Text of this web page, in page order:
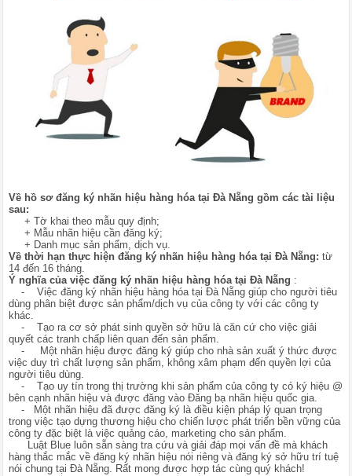
Về hồ sơ đăng ký nhãn hiệu hàng hóa tại Đà Nẵng gồm các tài liệu
sau:
+ Tờ khai theo mẫu quy định;
+ Mẫu nhãn hiệu cần đăng ký;
+ Danh mục sản phẩm, dịch vụ.
Về thời hạn thực hiện đăng ký nhãn hiệu hàng hóa tại Đà Nẵng:từ
14 đến 16 tháng.
Ý nghĩa của việc đăng ký nhãn hiệu hàng hóa tại Đà Nẵng :
- Việc đăng ký nhãn hiệu hàng hóa tại Đà Nẵng giúp cho người tiêu
dùng phân biệt được sản phẩm/dịch vụ của công ty với các công ty
khác.
- Tạo ra cơ sở phát sinh quyền sở hữu là căn cứ cho việc giải
quyết các tranh chấp liên quan đến sản phẩm.
- Một nhãn hiệu được đăng ký giúp cho nhà sản xuất ý thức được
việc duy trì chất lượng sản phẩm, không xâm phạm đến quyền lợi của
người tiêu dùng.
- Tạo uy tín trong thị trường khi sản phẩm của công ty có ký hiệu @
bên cạnh nhãn hiệu và được đăng vào Đăng bạ nhãn hiệu quốc gia.
- Một nhãn hiệu đã được đăng ký là điều kiện pháp lý quan trọng
trong việc tạo dựng thương hiệu cho chiến lược phát triển bền vững của
công ty đặc biệt là việc quảng cáo, marketing cho sản phẩm.
Luật Blue luôn sẵn sàng tra cứu và giải đáp mọi vấn đề mà khách
hàng thắc mắc về đăng ký nhãn hiệu nói riêng và đăng ký sở hữu trí tuệ
nói chung tại Đà Nẵng. Rất mong được hợp tác cùng quý khách!